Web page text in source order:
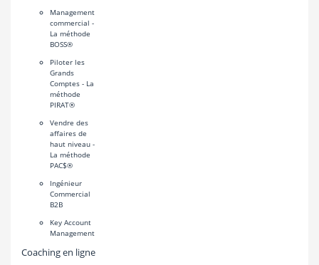
Management
commercial -
La méthode
BOSS®
Piloter les
Grands
Comptes - La
méthode
PIRAT®
Vendre des
affaires de
haut niveau -
La méthode
PAC$®
Ingénieur
Commercial
B2B
Key Account
Management
Coaching en ligne